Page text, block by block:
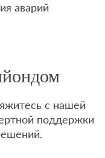
аварий
с нашей
поддержки